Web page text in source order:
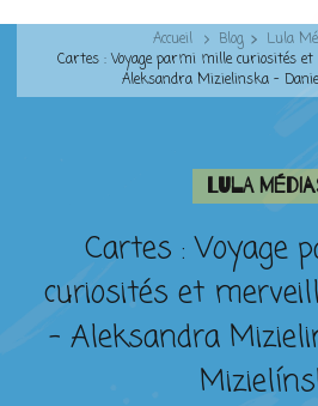
Accueil Blog
Lula
Cartes : Voyage parmi mille curiosités
Aleksandra Mizielinska –
Lula
Cartes : Voyage
curiosités et
– Aleksandra